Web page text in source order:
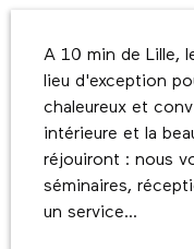
A 10 min de Lille,
lieu d'exception
chaleureux et
intérieure et la
réjouiront : nous
séminaires,
un service...